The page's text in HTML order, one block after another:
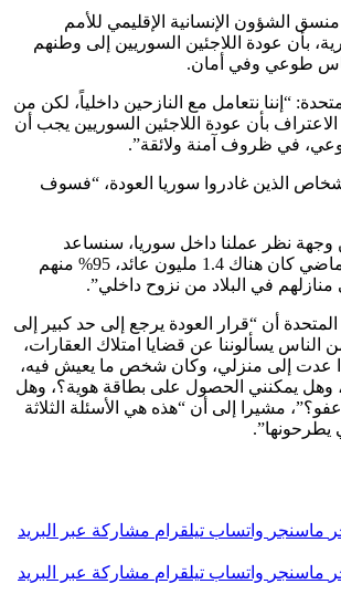
الشؤون الإنسانية الإقليمي للأمم
بأن عودة اللاجئين السوريين إلى وطنهم
طوعي وفي أمان.
“إننا نتعامل مع النازحين داخلياً، لكن من
الاعتراف بأن عودة اللاجئين السوريين يجب أن
في ظروف آمنة ولائقة”.
الذين غادروا سوريا العودة، “فسوف
نظر عملنا داخل سوريا، سنساعد
العائدين. في العام الماضي كان هناك 1.4 مليون عائد، 95% منهم
منازلهم في البلاد من نزوح داخلي”.
أن “قرار العودة يرجع إلى حد كبير إلى
الناس يسألوننا عن قضايا امتلاك العقارات،
عدت إلى منزلي، وكان شخص ما يعيش فيه،
وهل يمكنني الحصول على بطاقة هوية؟، وهل
مشيرا إلى أن “هذه هي الأسئلة الثلاثة
يطرحونها”.
ماسنجر واتساب تيلقرام مشاركة عبر البريد
ماسنجر واتساب تيلقرام مشاركة عبر البريد